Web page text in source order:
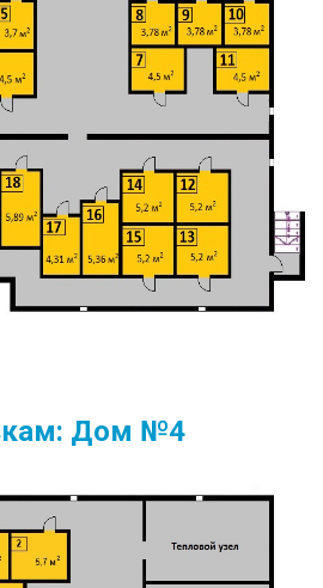
Дом №4